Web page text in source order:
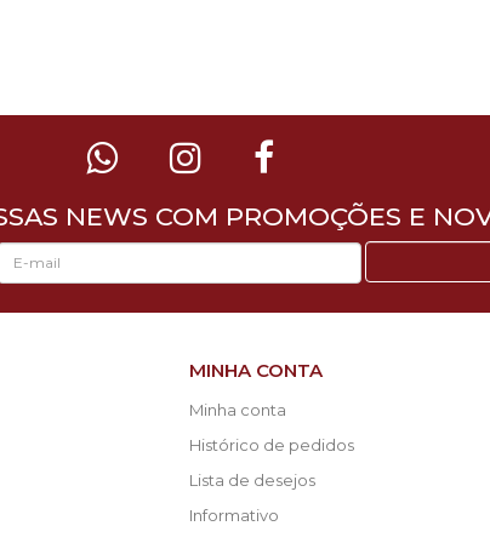
NEWS COM PROMOÇÕES E
MINHA CONTA
Minha conta
Histórico de pedidos
Lista de desejos
Informativo